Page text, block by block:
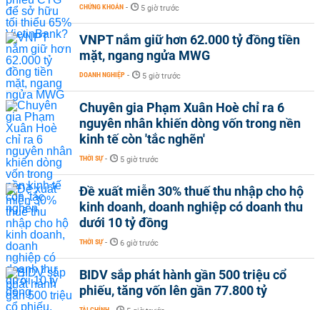
CHỨNG KHOÁN - 5 giờ trước
VNPT nắm giữ hơn 62.000 tỷ đồng tiền
mặt, ngang ngửa MWG
DOANH NGHIỆP - 5 giờ trước
Chuyên gia Phạm Xuân Hoè chỉ ra 6
nguyên nhân khiến dòng vốn trong nền
kinh tế còn 'tắc nghẽn'
THỜI SỰ - 5 giờ trước
Đề xuất miễn 30% thuế thu nhập cho hộ
kinh doanh, doanh nghiệp có doanh thu
dưới 10 tỷ đồng
THỜI SỰ - 6 giờ trước
BIDV sắp phát hành gần 500 triệu cổ
phiếu, tăng vốn lên gần 77.800 tỷ